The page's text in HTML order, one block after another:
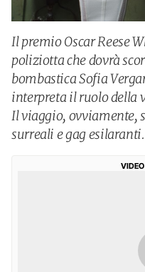
Il premio Oscar Reese
poliziotta che dovrà
bombastica Sofia
interpreta il ruolo della
Il viaggio, ovviamente,
surreali e gag esilaranti.